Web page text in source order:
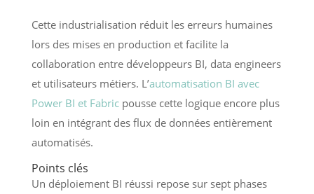
Cette industrialisation réduit les erreurs humaines
lors des mises en production et facilite la
collaboration entre développeurs BI, data engineers
et utilisateurs métiers. L’automatisation BI avec
Power BI et Fabricpousse cette logique encore plus
loin en intégrant des flux de données entièrement
automatisés.
Points clés
Un déploiement BI réussi repose sur sept phases